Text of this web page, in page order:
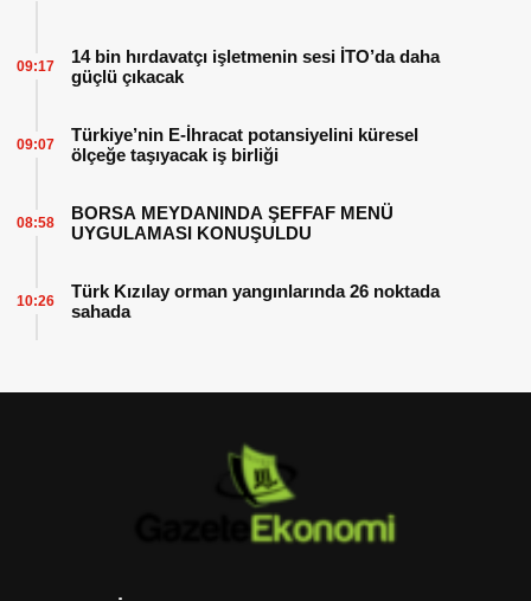
14 bin hırdavatçı işletmenin sesi İTO’da daha
güçlü çıkacak
09:17
Türkiye’nin E-İhracat potansiyelini küresel
ölçeğe taşıyacak iş birliği
09:07
BORSA MEYDANINDA ŞEFFAF MENÜ
UYGULAMASI KONUŞULDU
08:58
Türk Kızılay orman yangınlarında 26 noktada
sahada
10:26